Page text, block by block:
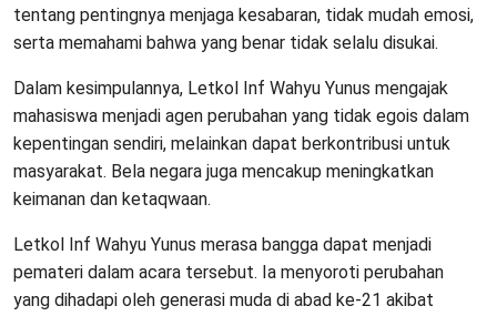
tentang pentingnya menjaga kesabaran, tidak mudah emosi,
serta memahami bahwa yang benar tidak selalu disukai.
Dalam kesimpulannya, Letkol Inf Wahyu Yunus mengajak
mahasiswa menjadi agen perubahan yang tidak egois dalam
kepentingan sendiri, melainkan dapat berkontribusi untuk
masyarakat. Bela negara juga mencakup meningkatkan
keimanan dan ketaqwaan.
Letkol Inf Wahyu Yunus merasa bangga dapat menjadi
pemateri dalam acara tersebut. Ia menyoroti perubahan
yang dihadapi oleh generasi muda di abad ke-21 akibat